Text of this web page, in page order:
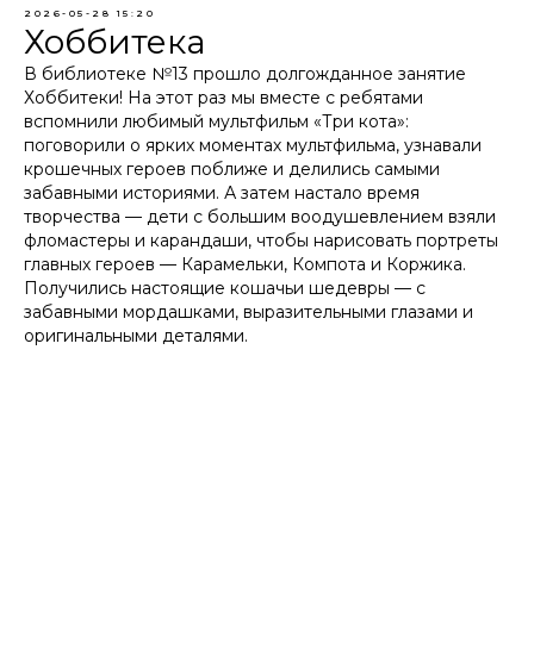
2026-05-28 15:20
Хоббитека
В библиотеке №13 прошло долгожданное занятие
Хоббитеки! На этот раз мы вместе с ребятами
вспомнили любимый мультфильм «Три кота»:
поговорили о ярких моментах мультфильма, узнавали
крошечных героев поближе и делились самыми
забавными историями. А затем настало время
творчества — дети с большим воодушевлением взяли
фломастеры и карандаши, чтобы нарисовать портреты
главных героев — Карамельки, Компота и Коржика.
Получились настоящие кошачьи шедевры — с
забавными мордашками, выразительными глазами и
оригинальными деталями.